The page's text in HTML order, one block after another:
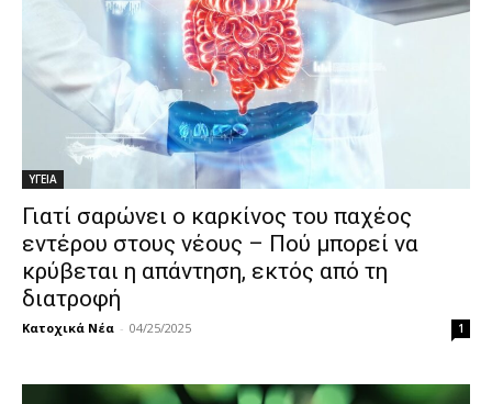
ΥΓΕΙΑ
Γιατί σαρώνει ο καρκίνος του παχέος
εντέρου στους νέους – Πού μπορεί να
κρύβεται η απάντηση, εκτός από τη
διατροφή
Κατοχικά Νέα - 04/25/2025 1